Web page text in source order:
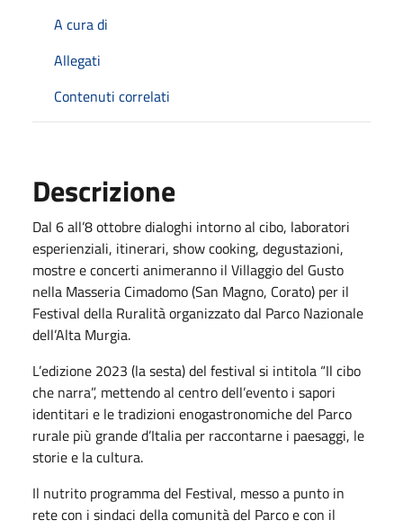
A cura di
Allegati
Contenuti correlati
Descrizione
Dal 6 all’8 ottobre dialoghi intorno al cibo, laboratori
esperienziali, itinerari, show cooking, degustazioni,
mostre e concerti animeranno il Villaggio del Gusto
nella Masseria Cimadomo (San Magno, Corato) per il
Festival della Ruralità organizzato dal Parco Nazionale
dell’Alta Murgia.
L’edizione 2023 (la sesta) del festival si intitola “Il cibo
che narra”, mettendo al centro dell’evento i sapori
identitari e le tradizioni enogastronomiche del Parco
rurale più grande d’Italia per raccontarne i paesaggi, le
storie e la cultura.
Il nutrito programma del Festival, messo a punto in
rete con i sindaci della comunità del Parco e con il